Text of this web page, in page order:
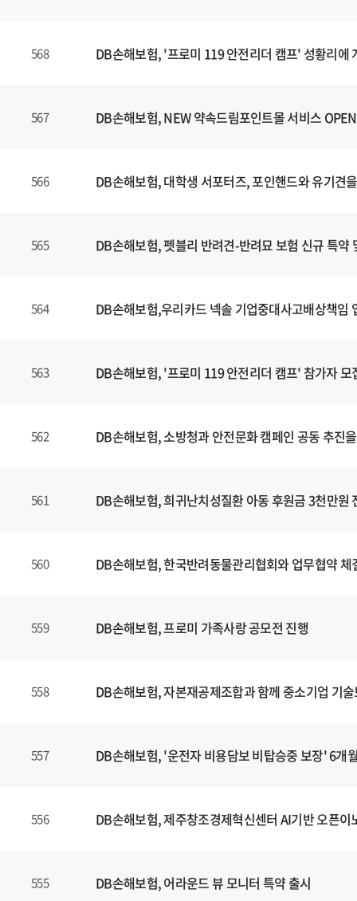
568 DB손해보험, '프로미 119 안전리더 캠프' 성황리에
567 DB손해보험, NEW 약속드림포인트몰 서비스 OPEN
566 DB손해보험, 대학생 서포터즈, 포인핸드와 유기견
565 DB손해보험, 펫블리 반려견-반려묘 보험 신규 특약
564 DB손해보험,우리카드 넥솔 기업중대사고배상책임
563 DB손해보험, '프로미 119 안전리더 캠프' 참가자 모
562 DB손해보험, 소방청과 안전문화 캠페인 공동 추진
561 DB손해보험, 희귀난치성질환 아동 후원금 3천만원
560 DB손해보험, 한국반려동물관리협회와 업무협약 체
559 DB손해보험, 프로미 가족사랑 공모전 진행
558 DB손해보험, 자본재공제조합과 함께 중소기업 기
557 DB손해보험, '운전자 비용담보 비탑승중 보장' 6개
556 DB손해보험, 제주창조경제혁신센터 AI기반 오픈
555 DB손해보험, 어라운드 뷰 모니터 특약 출시